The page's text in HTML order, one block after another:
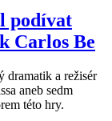
podívat
Carlos Be
dramatik a režisér
aneb sedm
této hry.